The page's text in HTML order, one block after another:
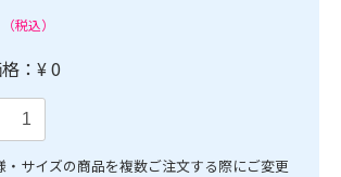
（税込）
：¥0
サイズの商品を複数ご注文する際にご変更